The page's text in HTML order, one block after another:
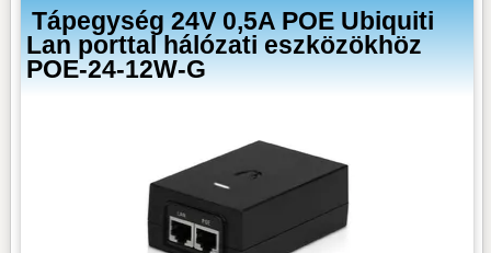
Tápegység 24V 0,5A POE Ubiquiti
Lan porttal hálózati eszközökhöz
POE-24-12W-G